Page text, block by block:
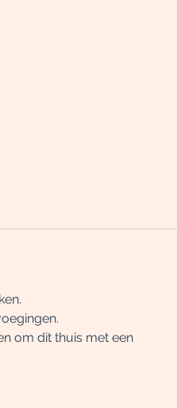
om dit thuis met een